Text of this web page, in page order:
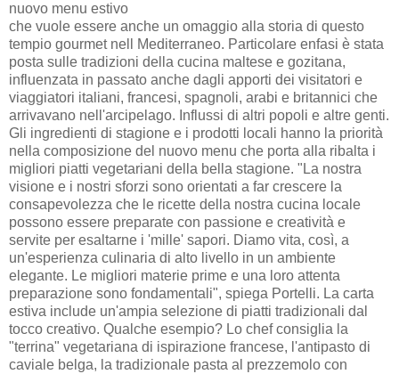
nuovo menu estivo
che vuole essere anche un omaggio alla storia di questo
tempio gourmet nell Mediterraneo. Particolare enfasi è stata
posta sulle tradizioni della cucina maltese e gozitana,
influenzata in passato anche dagli apporti dei visitatori e
viaggiatori italiani, francesi, spagnoli, arabi e britannici che
arrivavano nell'arcipelago. Influssi di altri popoli e altre genti.
Gli ingredienti di stagione e i prodotti locali hanno la priorità
nella composizione del nuovo menu che porta alla ribalta i
migliori piatti vegetariani della bella stagione. "La nostra
visione e i nostri sforzi sono orientati a far crescere la
consapevolezza che le ricette della nostra cucina locale
possono essere preparate con passione e creatività e
servite per esaltarne i 'mille' sapori. Diamo vita, così, a
un'esperienza culinaria di alto livello in un ambiente
elegante. Le migliori materie prime e una loro attenta
preparazione sono fondamentali", spiega Portelli. La carta
estiva include un'ampia selezione di piatti tradizionali dal
tocco creativo. Qualche esempio? Lo chef consiglia la
"terrina" vegetariana di ispirazione francese, l'antipasto di
caviale belga, la tradizionale pasta al prezzemolo con